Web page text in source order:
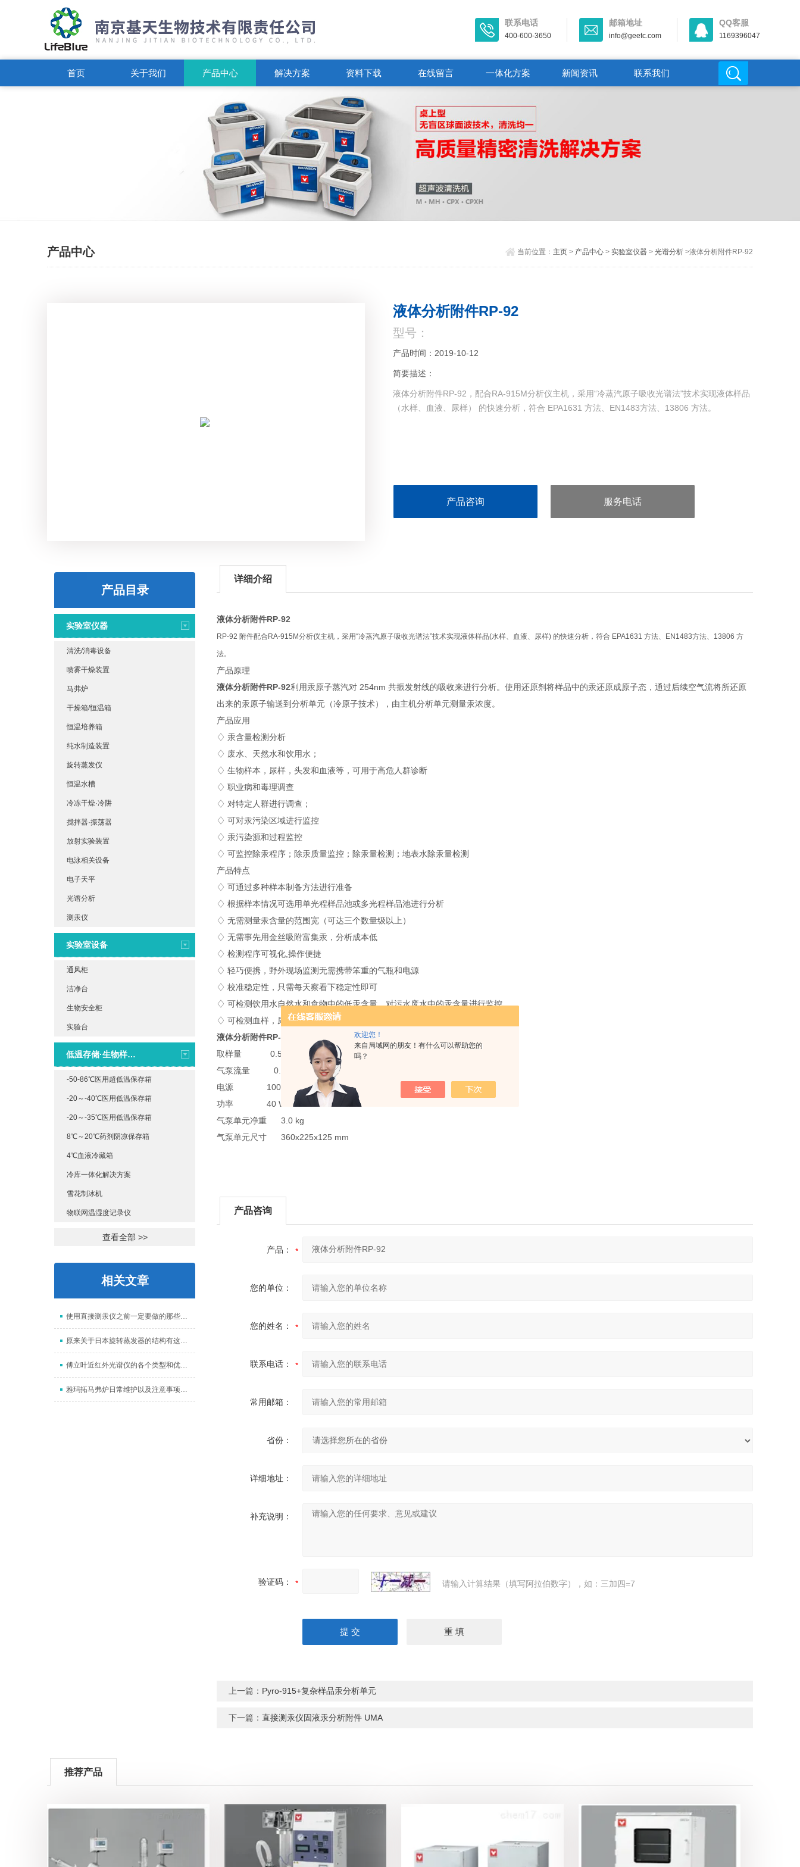
欢迎您！
来自局域网的朋友！有什么可以帮助您的
吗？
联系电话
400-600-3650
邮箱地址
info@geetc.com
QQ客服
1169396047
首页 关于我们 产品中心 解决方案 资料下载 在线留言 一体化方案 新闻资讯 联系我们
产品中心 当前位置： 主页> 产品中心> 实验室仪器 > 光谱分析>液体分析附件RP-92
液体分析附件RP-92
型号：
产品时间：2019-10-12
简要描述：
液体分析附件RP-92，配合RA-915M分析仪主机，采用“冷蒸汽原子吸收光谱法"技术实现液体样品
（水样、血液、尿样） 的快速分析，符合 EPA1631 方法、EN1483方法、13806 方法。
产品咨询 服务电话
产品目录
实验室仪器
清洗/消毒设备
喷雾干燥装置
马弗炉
干燥箱/恒温箱
恒温培养箱
纯水制造装置
旋转蒸发仪
恒温水槽
冷冻干燥·冷阱
搅拌器·振荡器
放射实验装置
电泳相关设备
电子天平
光谱分析
测汞仪
实验室设备
通风柜
洁净台
生物安全柜
实验台
低温存储·生物样本库
-50-86℃医用超低温保存箱
-20～-40℃医用低温保存箱
-20～-35℃医用低温保存箱
8℃～20℃药剂阴凉保存箱
4℃血液冷藏箱
冷库一体化解决方案
雪花制冰机
物联网温湿度记录仪
查看全部 >>
相关文章
使用直接测汞仪之前一定要做的那些准备工作
原来关于日本旋转蒸发器的结构有这么多的知识点,来看你知道多少
傅立叶近红外光谱仪的各个类型和优缺点总结
雅玛拓马弗炉日常维护以及注意事项，这篇文章都给你总结好了！
详细介绍
液体分析附件RP-92
RP-92 附件配合RA-915M分析仪主机，采用“冷蒸汽原子吸收光谱法”技术实现液体样品(水样、血液、尿样) 的快速分析，符合 EPA1631 方法、EN1483方法、13806 方
法。
产品原理
液体分析附件RP-92利用汞原子蒸汽对 254nm 共振发射线的吸收来进行分析。使用还原剂将样品中的汞还原成原子态，通过后续空气流将所还原
出来的汞原子输送到分析单元（冷原子技术），由主机分析单元测量汞浓度。
产品应用
♢ 汞含量检测分析
♢ 废水、天然水和饮用水；
♢ 生物样本，尿样，头发和血液等，可用于高危人群诊断
♢ 职业病和毒理调查
♢ 对特定人群进行调查；
♢ 可对汞污染区域进行监控
♢ 汞污染源和过程监控
♢ 可监控除汞程序；除汞质量监控；除汞量检测；地表水除汞量检测
产品特点
♢ 可通过多种样本制备方法进行准备
♢ 根据样本情况可选用单光程样品池或多光程样品池进行分析
♢ 无需测量汞含量的范围宽（可达三个数量级以上）
♢ 无需事先用金丝吸附富集汞，分析成本低
♢ 检测程序可视化,操作便捷
♢ 轻巧便携，野外现场监测无需携带笨重的气瓶和电源
♢ 校准稳定性，只需每天察看下稳定性即可
♢ 可检测饮用水自然水和食物中的低汞含量，对污水废水中的汞含量进行监控
♢ 可检测血样，尿液和其他液体样本中的汞含量
液体分析附件RP-92 技术参数
取样量 0.5-20 ml
气泵流量 0.8-4.2 L/min
电源 100-240 VAC 50/60 Hz
功率 40 W
气泵单元净重 3.0 kg
气泵单元尺寸 360x225x125 mm
产品咨询
产品：
您的单位：
您的姓名：
联系电话：
常用邮箱：
省份：
详细地址：
补充说明：
验证码： 请输入计算结果（填写阿拉伯数字），如：三加四=7
上一篇： Pyro-915+复杂样品汞分析单元
下一篇： 直接测汞仪固液汞分析附件 UMA
推荐产品